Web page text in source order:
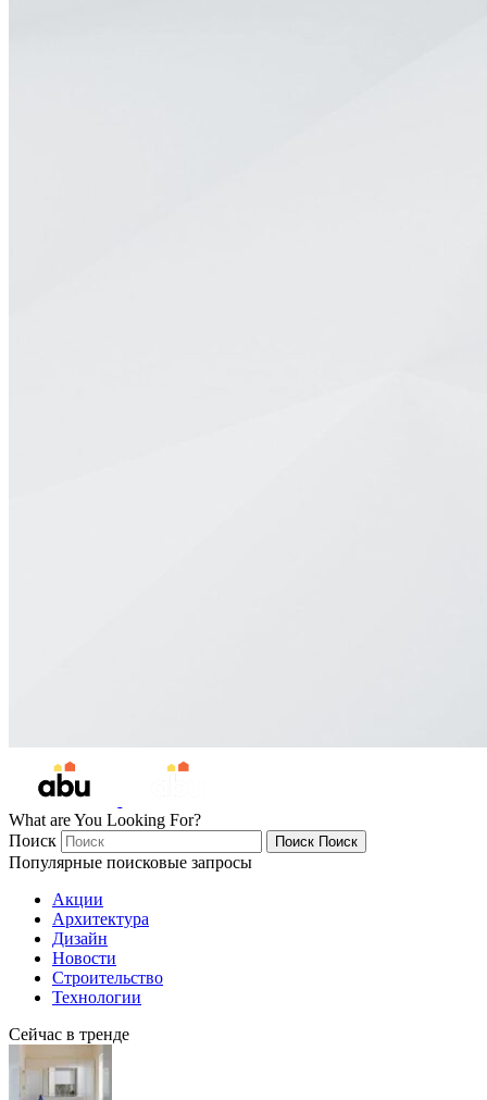
What are You Looking For?
Поиск
Поиск Поиск
Популярные поисковые запросы
Акции
Архитектура
Дизайн
Новости
Строительство
Технологии
Сейчас в тренде